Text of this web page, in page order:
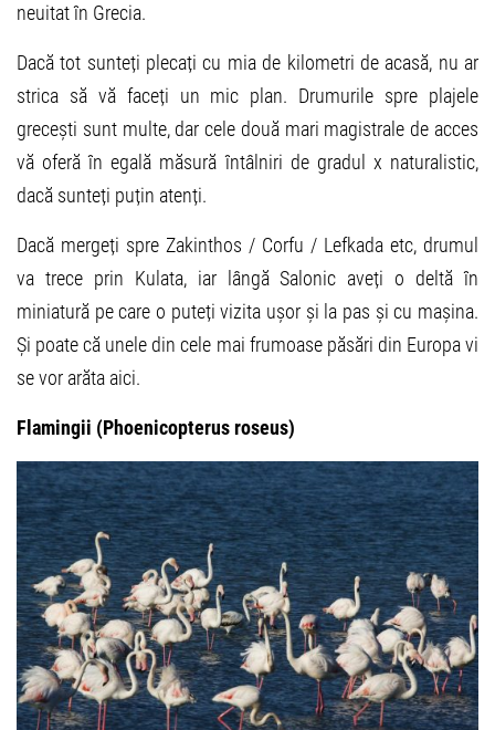
neuitat în Grecia.
Dacă tot sunteți plecați cu mia de kilometri de acasă, nu ar
strica să vă faceți un mic plan. Drumurile spre plajele
grecești sunt multe, dar cele două mari magistrale de acces
vă oferă în egală măsură întâlniri de gradul x naturalistic,
dacă sunteți puțin atenți.
Dacă mergeți spre Zakinthos / Corfu / Lefkada etc, drumul
va trece prin Kulata, iar lângă Salonic aveți o deltă în
miniatură pe care o puteți vizita ușor și la pas și cu mașina.
Și poate că unele din cele mai frumoase păsări din Europa vi
se vor arăta aici.
Flamingii (Phoenicopterus roseus)